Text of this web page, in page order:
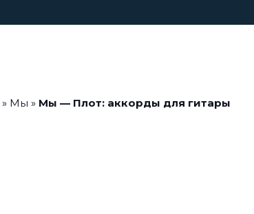
» Мы » Мы — Плот: аккорды для гитары